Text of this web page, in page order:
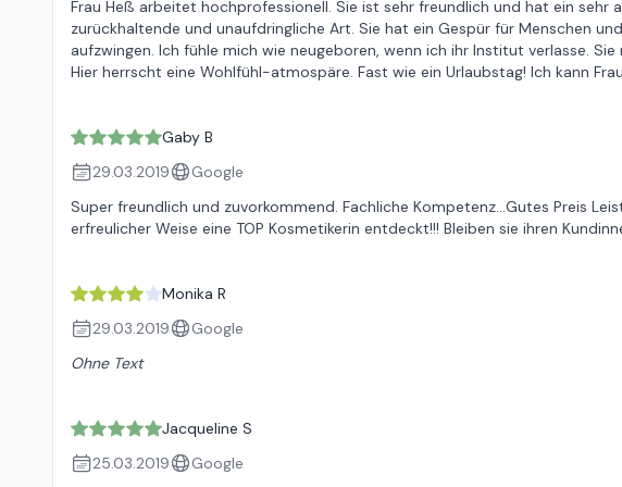
Frau Heß arbeitet hochprofessionell. Sie ist sehr freundlich und hat ein sehr
zurückhaltende und unaufdringliche Art. Sie hat ein Gespür für Menschen
aufzwingen. Ich fühle mich wie neugeboren, wenn ich ihr Institut verlasse.
Hier herrscht eine Wohlfühl-atmospäre. Fast wie ein Urlaubstag! Ich kann
Gaby B
29.03.2019
Google
Super freundlich und zuvorkommend. Fachliche Kompetenz...Gutes Preis
erfreulicher Weise eine TOP Kosmetikerin entdeckt!!! Bleiben sie ihren
Monika R
29.03.2019
Google
Ohne Text
Jacqueline S
25.03.2019
Google